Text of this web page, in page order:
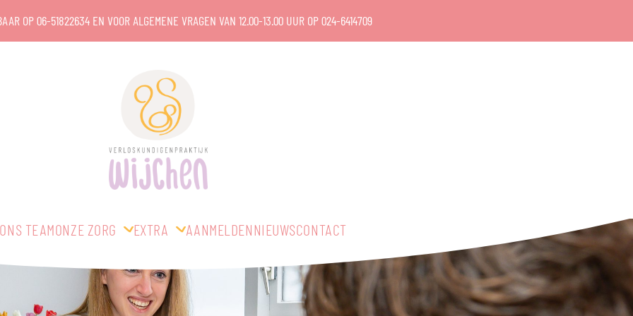
OP06-51822634 EN VOOR ALGEMENE VRAGEN VAN 12.00-13.00 UUR OP024-6414709
ONS TEAMONZE ZORG EXTRA AANMELDENNIEUWSCONTACT